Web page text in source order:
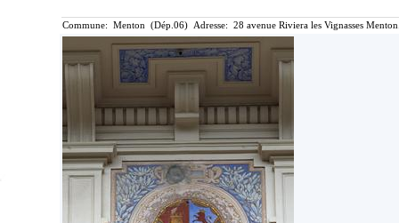
Commune: Menton (Dép.06) Adresse: 28 avenue Riviera les Vignasses